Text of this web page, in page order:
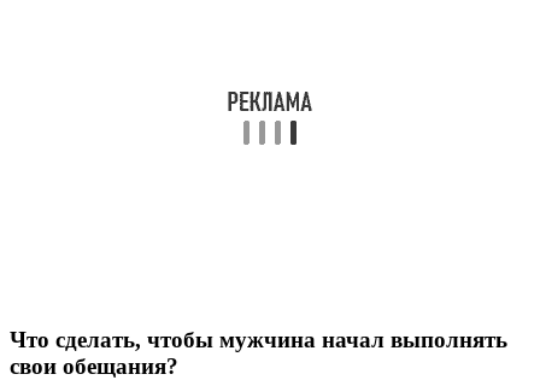
Что сделать, чтобы мужчина начал выполнять
свои обещания?